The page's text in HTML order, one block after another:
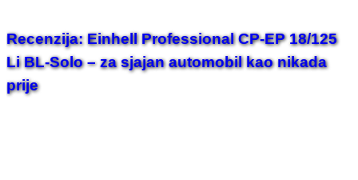
Recenzija: Einhell Professional CP-EP 18/125
Li BL-Solo – za sjajan automobil kao nikada
prije